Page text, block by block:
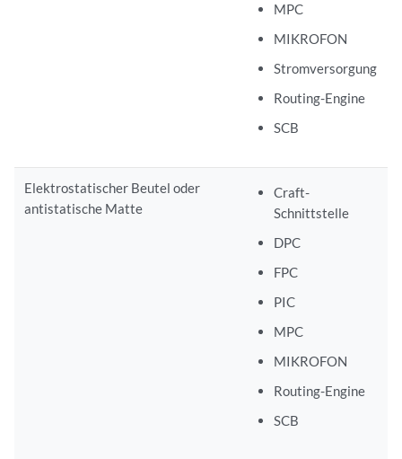
MPC
MIKROFON
Stromversorgung
Routing-Engine
SCB
Elektrostatischer Beutel oder
antistatische Matte
Craft-
Schnittstelle
DPC
FPC
PIC
MPC
MIKROFON
Routing-Engine
SCB